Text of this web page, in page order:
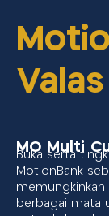
Valas
MO Multi
Buka serta
MotionBank
berbagai mata